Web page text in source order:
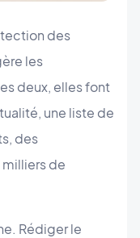
des
les
deux, elles font
une liste de
des
de
Rédiger le